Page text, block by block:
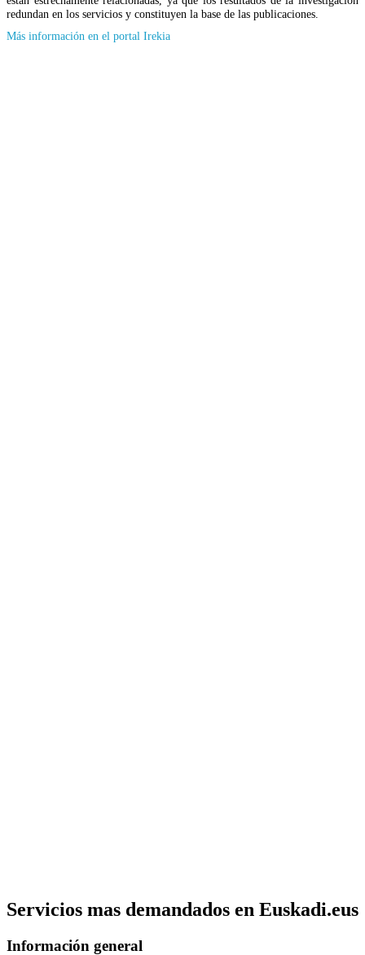
redundan en los servicios y constituyen la base de las publicaciones.
Más información en el portal Irekia(Se
Servicios mas demandados en Euskadi.eus
Información general